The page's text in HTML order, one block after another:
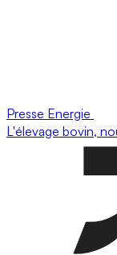
Presse Energie
L'élevage bovin,